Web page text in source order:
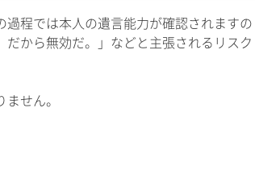
程では本人の遺言能力が確認されますの
から無効だ。」などと主張されるリスク
せん。